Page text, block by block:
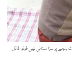
پر سزا سنائی تھی فوٹو: فائل